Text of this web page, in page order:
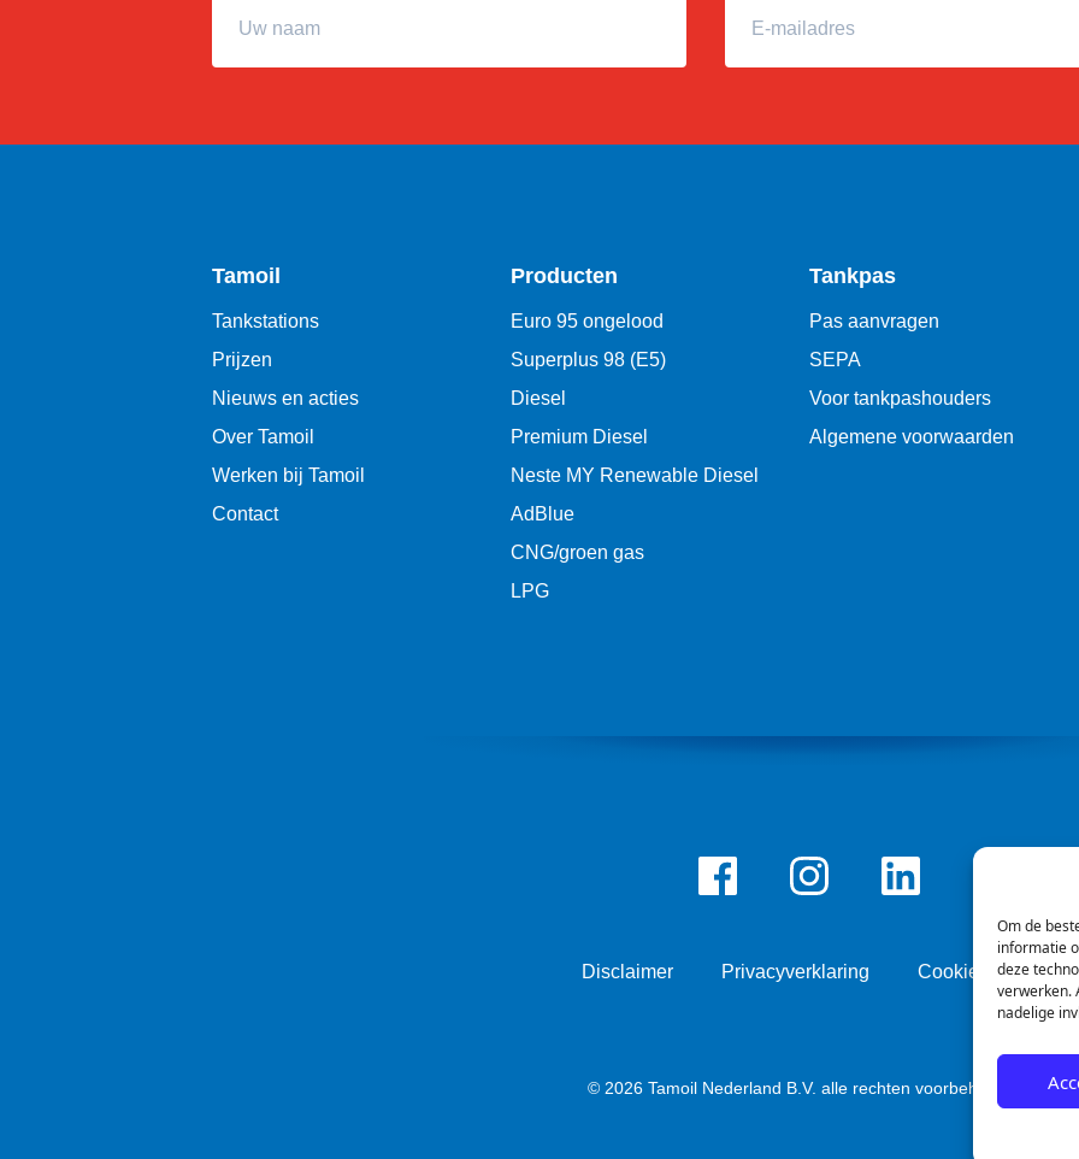
Om de
informatie
deze
verwerken.
nadelige
Tamoil
Tankstations
Prijzen
Nieuws en acties
Over Tamoil
Werken bij Tamoil
Contact
Producten
Euro 95 ongelood
Superplus 98 (E5)
Diesel
Premium Diesel
Neste MY Renewable Diesel
AdBlue
CNG/groen gas
LPG
Tankpas
Pas aanvragen
SEPA
Voor tankpashouders
Algemene voorwaarden
Facebook Instagram LinkedIn
Disclaimer Privacyverklaring Cookie beleid
© 2026 Tamoil Nederland B.V. alle rechten voorbehouden.